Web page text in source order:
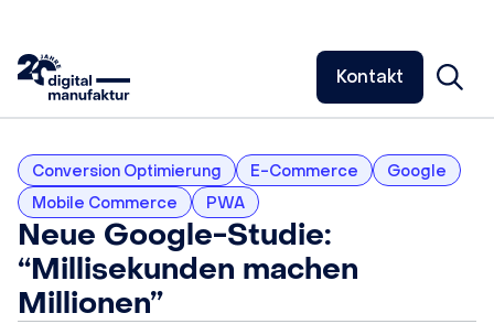
Kontakt
Conversion Optimierung E-Commerce
Google
Mobile Commerce
PWA
Neue Google-Studie:
“Millisekunden machen
Millionen”